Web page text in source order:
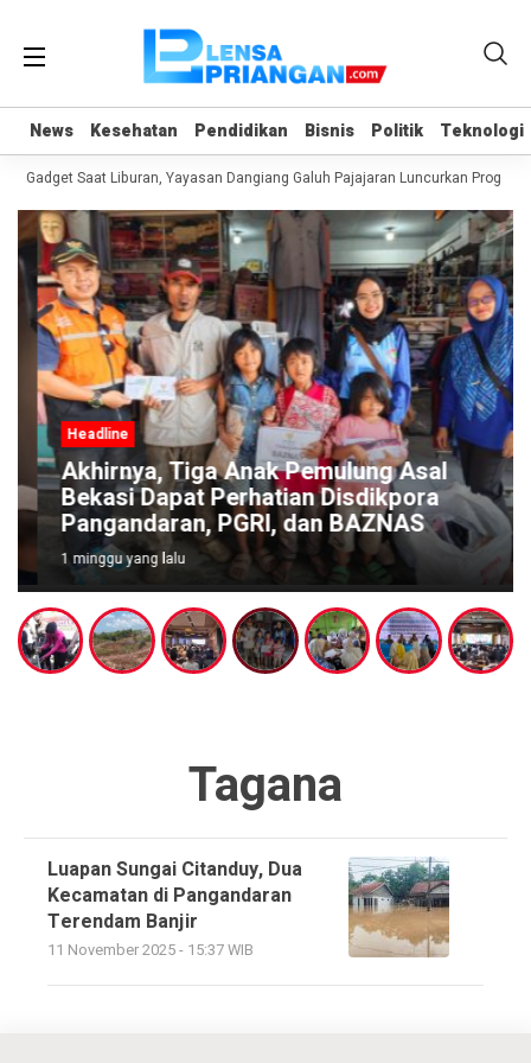
News Kesehatan Pendidikan Bisnis Politik Teknologi
News Kesehatan Pendidikan Bisnis Politik Teknologi
Gadget Saat Liburan, Yayasan Dangiang Galuh Pajajaran Luncurkan Program
Headline
Akhirnya, Tiga Anak Pemulung Asal
Bekasi Dapat Perhatian Disdikpora
Pangandaran, PGRI, dan BAZNAS
1 minggu yang lalu
Tagana
Luapan Sungai Citanduy, Dua
Kecamatan di Pangandaran
Terendam Banjir
11 November 2025 - 15:37 WIB